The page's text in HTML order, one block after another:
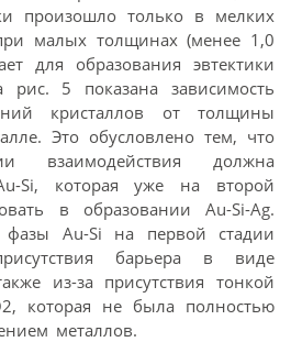
произошло только в мелких
малых толщинах (менее 1,0
для образования эвтектики
рис. 5 показана зависимость
кристаллов от толщины
Это обусловлено тем, что
взаимодействия должна
Si, которая уже на второй
в образовании Au-Si-Ag.
фазы Au-Si на первой стадии
барьера в виде
из-за присутствия тонкой
которая не была полностью
металлов.